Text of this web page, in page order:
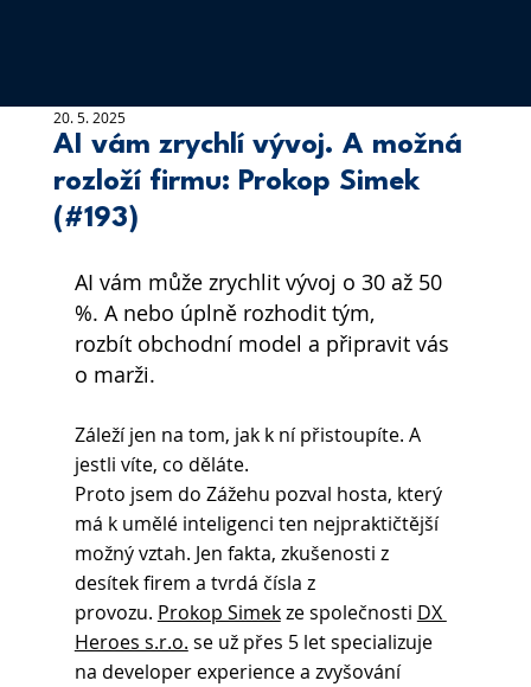
AI vám zrychlí vývoj. A možná
rozloží firmu: Prokop Simek
(#193)
20. 5. 2025
AI vám může zrychlit vývoj o 30 až 50
%. A nebo úplně rozhodit tým,
rozbít obchodní model a připravit vás
o marži.
Záleží jen na tom, jak k ní přistoupíte. A
jestli víte, co děláte.
Proto jsem do Zážehu pozval hosta, který
má k umělé inteligenci ten nejpraktičtější
možný vztah. Jen fakta, zkušenosti z
desítek firem a tvrdá čísla z
provozu. Prokop Simek ze společnosti DX
Heroes s.r.o. se už přes 5 let specializuje
na developer experience a zvyšování